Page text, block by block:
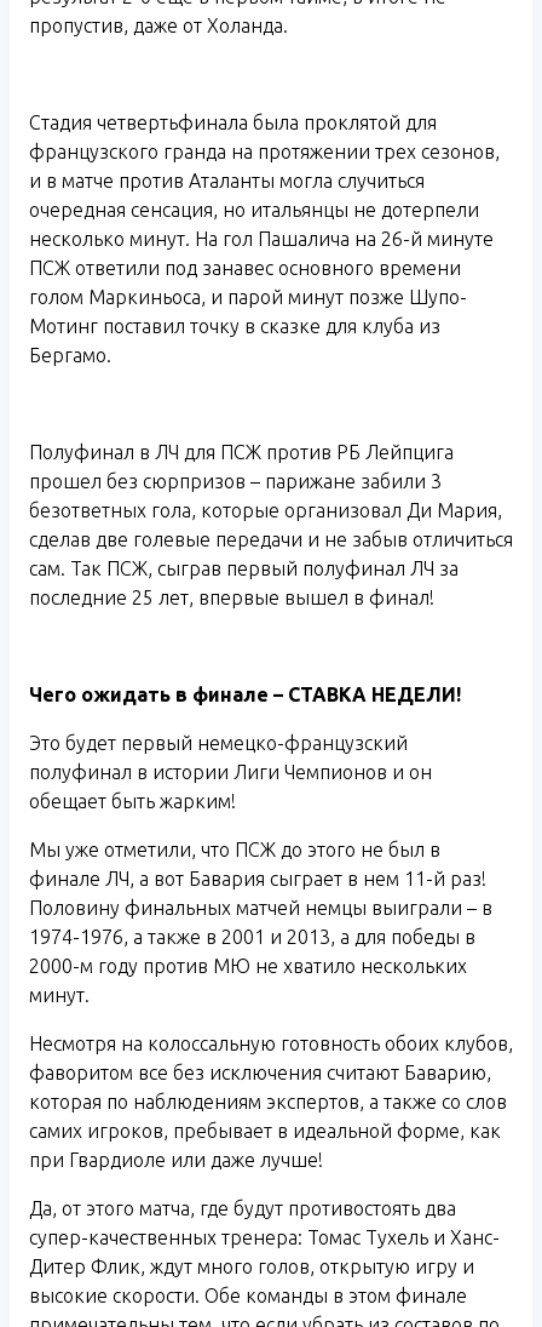
пропустив, даже от Холанда.
Стадия четвертьфинала была проклятой для
французского гранда на протяжении трех сезонов,
и в матче против Аталанты могла случиться
очередная сенсация, но итальянцы не дотерпели
несколько минут. На гол Пашалича на 26-й минуте
ПСЖ ответили под занавес основного времени
голом Маркиньоса, и парой минут позже Шупо-
Мотинг поставил точку в сказке для клуба из
Бергамо.
Полуфинал в ЛЧ для ПСЖ против РБ Лейпцига
прошел без сюрпризов – парижане забили 3
безответных гола, которые организовал Ди Мария,
сделав две голевые передачи и не забыв отличиться
сам. Так ПСЖ, сыграв первый полуфинал ЛЧ за
последние 25 лет, впервые вышел в финал!
Чего ожидать в финале – СТАВКА НЕДЕЛИ!
Это будет первый немецко-французский
полуфинал в истории Лиги Чемпионов и он
обещает быть жарким!
Мы уже отметили, что ПСЖ до этого не был в
финале ЛЧ, а вот Бавария сыграет в нем 11-й раз!
Половину финальных матчей немцы выиграли – в
1974-1976, а также в 2001 и 2013, а для победы в
2000-м году против МЮ не хватило нескольких
минут.
Несмотря на колоссальную готовность обоих клубов,
фаворитом все без исключения считают Баварию,
которая по наблюдениям экспертов, а также со слов
самих игроков, пребывает в идеальной форме, как
при Гвардиоле или даже лучше!
Да, от этого матча, где будут противостоять два
супер-качественных тренера: Томас Тухель и Ханс-
Дитер Флик, ждут много голов, открытую игру и
высокие скорости. Обе команды в этом финале